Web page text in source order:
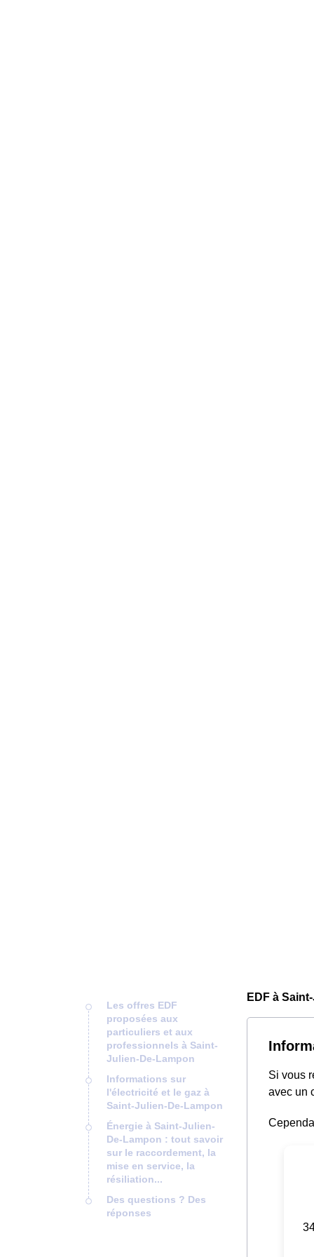
Les offres EDF
proposées aux
particuliers et aux
professionnels à Saint-
Julien-De-Lampon
Informations sur
l'électricité et le gaz à
Saint-Julien-De-Lampon
Énergie à Saint-Julien-
De-Lampon : tout savoir
sur le raccordement, la
mise en service, la
résiliation...
Des questions ? Des
réponses
EDF à
Si vous
avec un